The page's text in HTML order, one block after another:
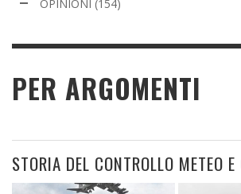
OPINIONI (154)
PER ARGOMENTI
STORIA DEL CONTROLLO METEO